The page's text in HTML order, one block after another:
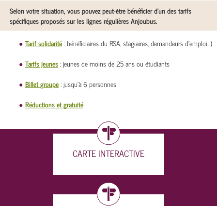
Selon votre situation, vous pouvez peut-être bénéficier d'un des tarifs
spécifiques proposés sur les lignes régulières Anjoubus.
Tarif solidarité: bénéficiaires du RSA, stagiaires, demandeurs d'emploi...)
Tarifs jeunes: jeunes de moins de 25 ans ou étudiants
Billet groupe: jusqu'à 6 personnes
Réductions et gratuité
CARTE INTERACTIVE